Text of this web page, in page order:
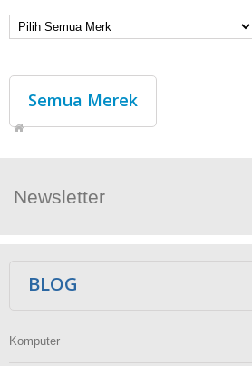
Semua Merek
Newsletter
BLOG
Komputer